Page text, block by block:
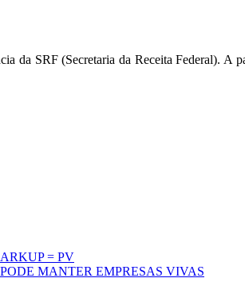
da SRF (Secretaria da Receita Federal).
= PV
MANTER EMPRESAS VIVAS